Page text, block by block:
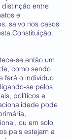
entre
e
salvo nos casos
Constituição.
se então um
como sendo
fará o indivíduo
se pelos
políticos e
pode
ou em solo
pais estejam a